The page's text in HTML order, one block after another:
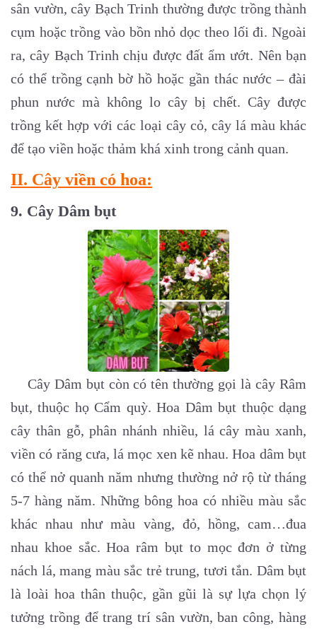
sân vườn, cây Bạch Trinh thường được trồng thành
cụm hoặc trồng vào bồn nhỏ dọc theo lối đi. Ngoài
ra, cây Bạch Trinh chịu được đất ẩm ướt. Nên bạn
có thể trồng cạnh bờ hồ hoặc gần thác nước – đài
phun nước mà không lo cây bị chết. Cây được
trồng kết hợp với các loại cây cỏ, cây lá màu khác
để tạo viền hoặc thảm khá xinh trong cảnh quan.
II. Cây viền có hoa:
9. Cây Dâm bụt
Cây Dâm bụt còn có tên thường gọi là cây Râm
bụt, thuộc họ Cẩm quỳ. Hoa Dâm bụt thuộc dạng
cây thân gỗ, phân nhánh nhiều, lá cây màu xanh,
viền có răng cưa, lá mọc xen kẽ nhau. Hoa dâm bụt
có thể nở quanh năm nhưng thường nở rộ từ tháng
5-7 hàng năm. Những bông hoa có nhiều màu sắc
khác nhau như màu vàng, đỏ, hồng, cam…đua
nhau khoe sắc. Hoa râm bụt to mọc đơn ở từng
nách lá, mang màu sắc trẻ trung, tươi tắn. Dâm bụt
là loài hoa thân thuộc, gần gũi là sự lựa chọn lý
tưởng trồng để trang trí sân vườn, ban công, hàng